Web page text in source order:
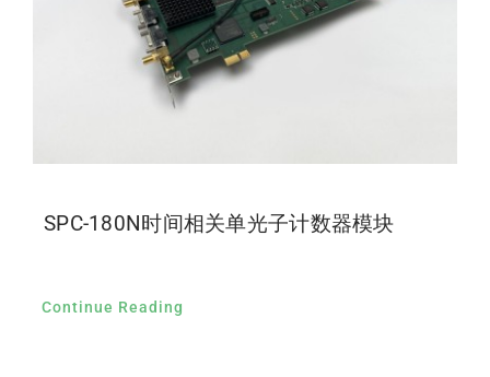
SPC-180N时间相关单光子计数器模块
Continue Reading